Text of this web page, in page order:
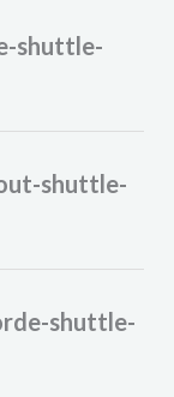
shuttle-
shuttle-
shuttle-